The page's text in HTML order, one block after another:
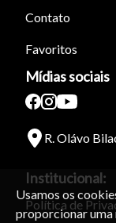
Usamos os
proporcionar uma
Contato
Favoritos
Mídias sociais
R. Olávo
Institucional:
Política de